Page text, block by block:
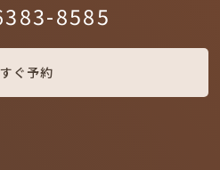
8585
ぐ予約